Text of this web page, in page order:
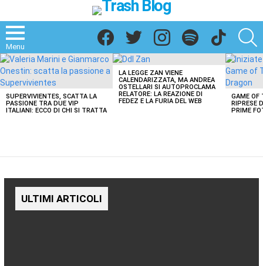
Menu
Facebook
Twitter
Instagram
Spotify
TikTok
LATEST
STORIES
SUPERVIVIENTES, SCATTA LA
PASSIONE TRA DUE VIP
ITALIANI: ECCO DI CHI SI TRATTA
LA LEGGE ZAN VIENE
CALENDARIZZATA, MA ANDREA
OSTELLARI SI AUTOPROCLAMA
RELATORE: LA REAZIONE DI
FEDEZ E LA FURIA DEL WEB
GAME OF
RIPRESE
PRIME
ULTIMI ARTICOLI